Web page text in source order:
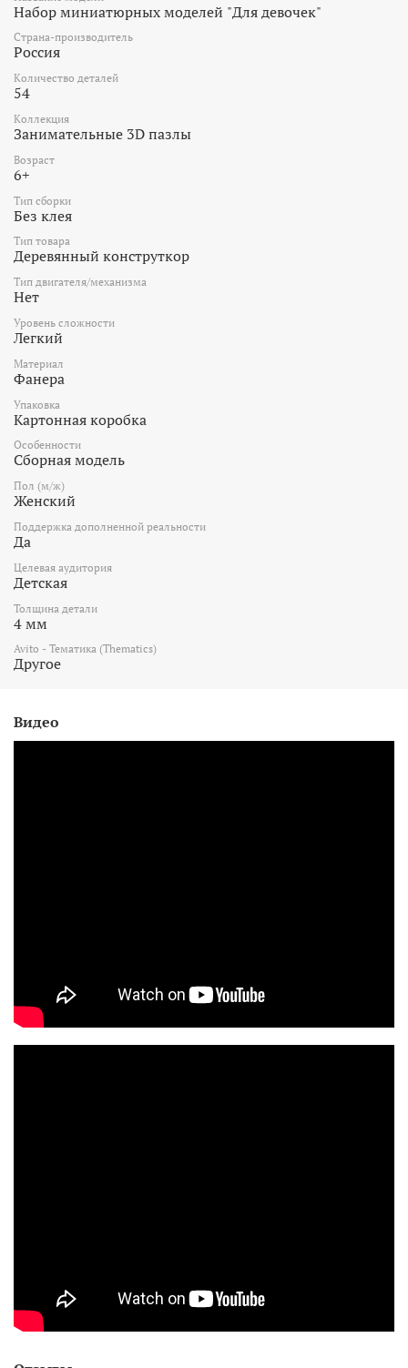
Набор миниатюрных моделей "Для девочек"
Страна-производитель
Россия
Количество деталей
54
Коллекция
Занимательные 3D пазлы
Возраст
6+
Тип сборки
Без клея
Тип товара
Деревянный конструткор
Тип двигателя/механизма
Нет
Уровень сложности
Легкий
Материал
Фанера
Упаковка
Картонная коробка
Особенности
Сборная модель
Пол (м/ж)
Женский
Поддержка дополненной реальности
Да
Целевая аудитория
Детская
Толщина детали
4 мм
Avito - Тематика (Thematics)
Другое
Видео